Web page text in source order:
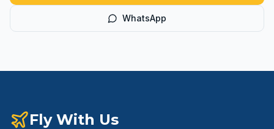
WhatsApp
Fly With Us